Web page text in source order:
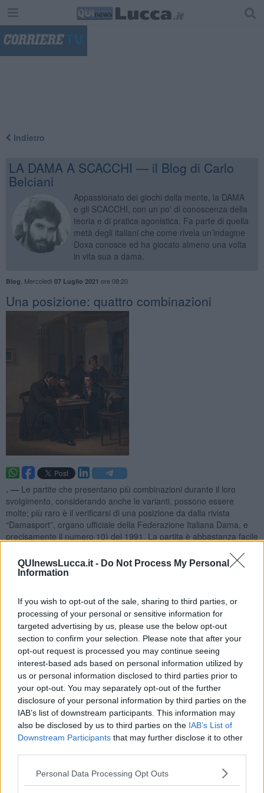
QUInewsLucca.it - Do Not Process My Personal
Information
If you wish to opt-out of the sale, sharing to third parties, or
processing of your personal or sensitive information for
targeted advertising by us, please use the below opt-out
section to confirm your selection. Please note that after your
opt-out request is processed you may continue seeing
interest-based ads based on personal information utilized by
us or personal information disclosed to third parties prior to
your opt-out. You may separately opt-out of the further
disclosure of your personal information by third parties on the
IAB’s list of downstream participants. This information may
also be disclosed by us to third parties on the IAB’s List of
Downstream Participants that may further disclose it to other
Personal Data Processing Opt Outs
Indietro
LA DAMA A SCACCHI — il Blog di Carlo
Belciani
Appassionato dei giochi della mente, la DAMA
e gli SCACCHI, con un po' di conoscenza della
teoria e di pratica agonistica. Fa parte di quella
metà degli italiani che come rivela un’indagine
Doxa conosce ed ha giocato almeno una volta
in vita sua a dama.
Blog Mercoledì 07 Luglio 2021 ore 08:20
Una posizione: quattro combinazioni
. — Le partite che presentano più combinazioni durante il loro
svolgimento, considerando anche le varianti, possono essere
molte; più raro è il verificarsi di una posizione da dalla rivista
“Damasport”, organo ufficiale della Federazione Italiana Dama, e
precisamente il numero 10) del 1991. La partita è abbastanza facile
imita le mosse dell’avversario che ha mosso per primo con lo scopo
di attendere un errore dell’altro o che esaurisca le mosse utili.
in fase di fine apertura, con ancora tutti pezzi, scaturiscono
addirittura quattro tiri, tre vincenti e uno di pari.
22-18 11-15, 23-20 15-19, 20-15 10-13, 18-14 13-18, 21-17 12-16,
27-23 6-10 (sarebbe stato questo il momento per rompere la
simmetria con 18-22, ad es.), 31-27 (ed ora il colore nero è in
difficoltà perché copiando la mossa cadrebbe nel tiro da 15-12
seguito da 23-20 con presa di tre pezzi e promozione) e perciò
risponde 3-6 ?? dalla padella nella brace: ecco raggiunta la
posizione da cui si originano 4 tiri, seppure meno visibili, perché più
complessi, rispetto a quello evitato.
All’ottava mossa del colore bianco, ecco il “festival” della